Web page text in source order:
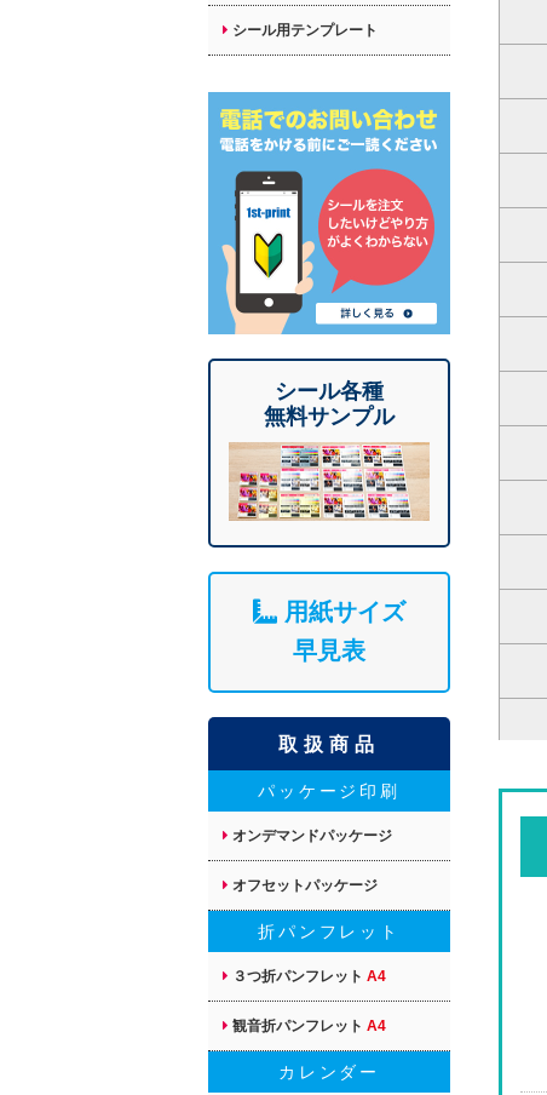
シール用テンプレート
シール各種
無料サンプル
用紙サイズ
早見表
取扱商品
パッケージ印刷
オンデマンドパッケージ
オフセットパッケージ
折パンフレット
３つ折パンフレット A4
観音折パンフレット A4
カレンダー